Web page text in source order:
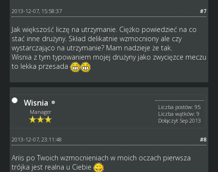
#7
2013-12-07, 15:58:37
Jak większość liczę na utrzymanie. Ciężko powiedzieć na co
stać inne drużyny. Skład delikatnie wzmocniony ale czy
wystarczająco na utrzymanie? Mam nadzieje że tak.
Wisnia z tym typowaniem mojej drużyny jako zwycięzce meczu
to lekka przesada
Wisnia
Manager
Liczba postów: 95
Liczba wątków: 9
Dołączył: Sep 2013
#8
2013-12-07, 23:11:48
Ariis po Twoich wzmocnieniach w moich oczach pierwsza
trójka jest realna u Ciebie